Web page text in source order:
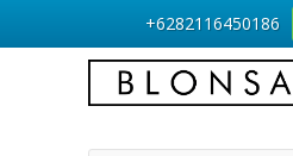
+6282116450186